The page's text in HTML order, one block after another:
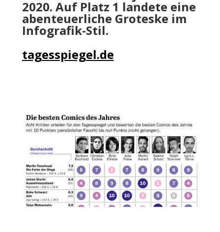
2020. Auf Platz 1 landete eine
abenteuerliche Groteske im
Infografik-Stil.
tagesspiegel.de